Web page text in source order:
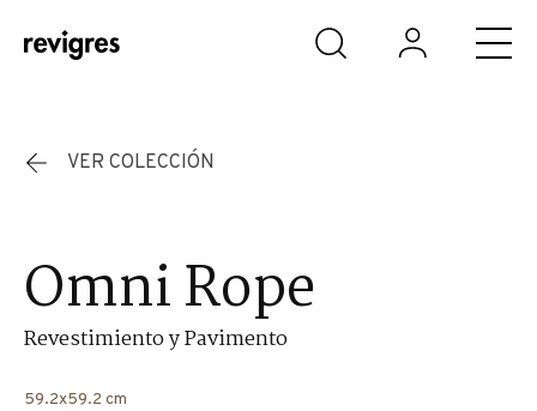
Saltar al contenido principal
VER COLECCIÓN
Omni Rope
Revestimiento y Pavimento
59.2x59.2 cm